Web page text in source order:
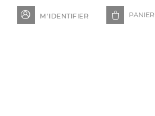
 M’IDENTIFIER  PANIER